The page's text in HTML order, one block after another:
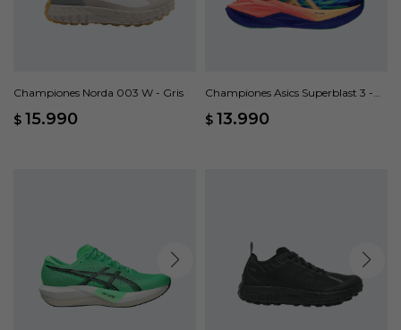
Championes Norda 003 W - Gris
$ 15.990
Championes Asics Superblast 3 -
$ 13.990